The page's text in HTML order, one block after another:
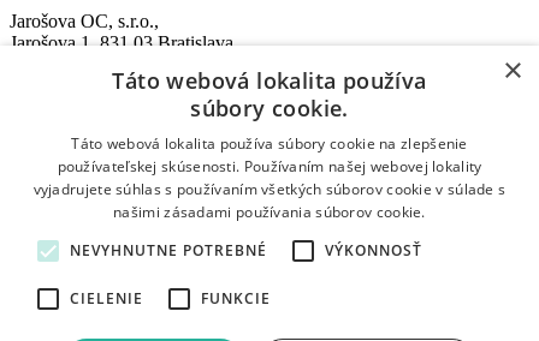
Jarošova OC, s.r.o.,
Jarošova 1, 831 03 Bratislava
+421 911 864 009
office@jarosovaoc.com
© 2026 Jarošova Office Centre. All rights reserved.
Shopping Basket
×
Táto webová lokalita používa
súbory cookie.
Táto webová lokalita používa súbory cookie na zlepšenie
používateľskej skúsenosti. Používaním našej webovej lokality
vyjadrujete súhlas s používaním všetkých súborov cookie v súlade s
našimi zásadami používania súborov cookie.
NEVYHNUTNE POTREBNÉ
VÝKONNOSŤ
CIELENIE FUNKCIE